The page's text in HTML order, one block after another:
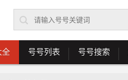
全 号号列表 号号搜索